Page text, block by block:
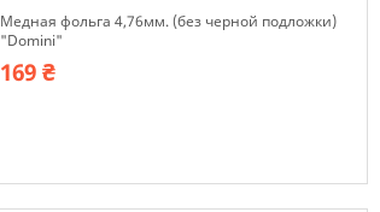
Медная фольга 4,76мм. (без черной подложки)
"Domini"
169 ₴